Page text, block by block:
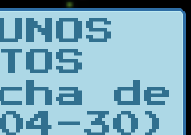
de
30)